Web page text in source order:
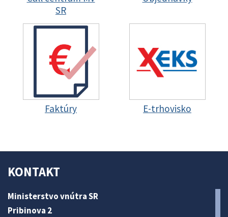
SR
Faktúry E-trhovisko
KONTAKT
Ministerstvo vnútra SR
Pribinova 2